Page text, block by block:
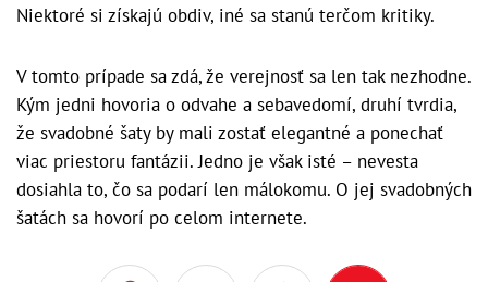
Niektoré si získajú obdiv, iné sa stanú terčom kritiky.
V tomto prípade sa zdá, že verejnosť sa len tak nezhodne.
Kým jedni hovoria o odvahe a sebavedomí, druhí tvrdia,
že svadobné šaty by mali zostať elegantné a ponechať
viac priestoru fantázii. Jedno je však isté – nevesta
dosiahla to, čo sa podarí len málokomu. O jej svadobných
šatách sa hovorí po celom internete.